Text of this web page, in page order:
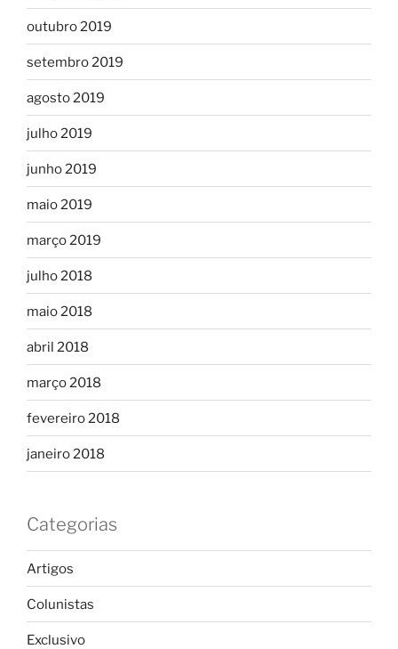
outubro 2019
setembro 2019
agosto 2019
julho 2019
junho 2019
maio 2019
março 2019
julho 2018
maio 2018
abril 2018
março 2018
fevereiro 2018
janeiro 2018
Categorias
Artigos
Colunistas
Exclusivo